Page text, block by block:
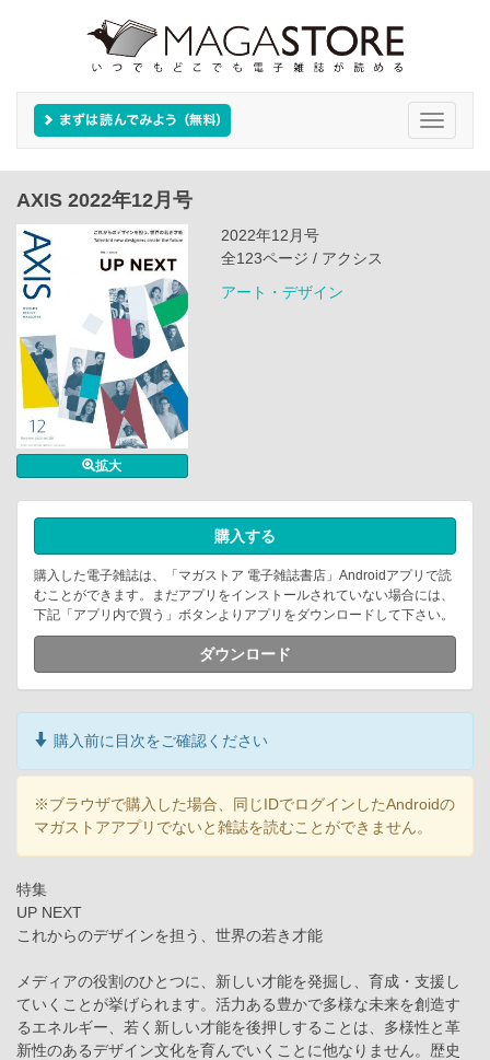
Toggle
AXIS 2022年12月号
拡大
2022年12月号
全123ページ / アクシス
アート・デザイン
購入する
購入した電子雑誌は、「マガストア 電子雑誌書店」Androidアプリで読
むことができます。まだアプリをインストールされていない場合には、
下記「アプリ内で買う」ボタンよりアプリをダウンロードして下さい。
ダウンロード
購入前に目次をご確認ください
※ブラウザで購入した場合、同じIDでログインしたAndroidの
マガストアアプリでないと雑誌を読むことができません。
特集
UP NEXT
これからのデザインを担う、世界の若き才能
メディアの役割のひとつに、新しい才能を発掘し、育成・支援し
ていくことが挙げられます。活力ある豊かで多様な未来を創造す
るエネルギー、若く新しい才能を後押しすることは、多様性と革
新性のあるデザイン文化を育んでいくことに他なりません。歴史